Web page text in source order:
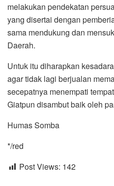
melakukan pendekatan
yang disertai dengan
sama mendukung dan
Daerah.
Untuk itu diharapkan
agar tidak lagi berjualan
secepatnya menempati
Giatpun disambut baik oleh
Humas Somba
*/red
Post Views: 142